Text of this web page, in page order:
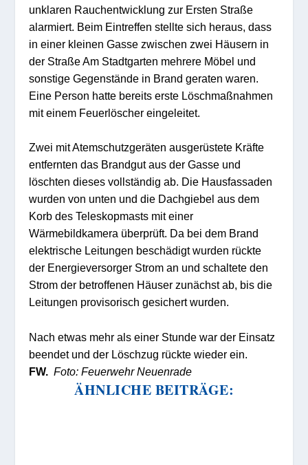
unklaren Rauchentwicklung zur Ersten Straße
alarmiert. Beim Eintreffen stellte sich heraus, dass
in einer kleinen Gasse zwischen zwei Häusern in
der Straße Am Stadtgarten mehrere Möbel und
sonstige Gegenstände in Brand geraten waren.
Eine Person hatte bereits erste Löschmaßnahmen
mit einem Feuerlöscher eingeleitet.
Zwei mit Atemschutzgeräten ausgerüstete Kräfte
entfernten das Brandgut aus der Gasse und
löschten dieses vollständig ab. Die Hausfassaden
wurden von unten und die Dachgiebel aus dem
Korb des Teleskopmasts mit einer
Wärmebildkamera überprüft. Da bei dem Brand
elektrische Leitungen beschädigt wurden rückte
der Energieversorger Strom an und schaltete den
Strom der betroffenen Häuser zunächst ab, bis die
Leitungen provisorisch gesichert wurden.
Nach etwas mehr als einer Stunde war der Einsatz
beendet und der Löschzug rückte wieder ein.
FW. Foto: Feuerwehr Neuenrade
ÄHNLICHE BEITRÄGE: